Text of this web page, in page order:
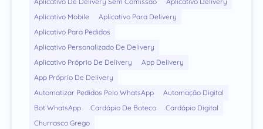
Aplicativo Mobile
Aplicativo Para Delivery
Aplicativo Para Pedidos
Aplicativo Personalizado De Delivery
Aplicativo Próprio De Delivery
App Delivery
App Próprio De Delivery
Automatizar Pedidos Pelo WhatsApp
Automação Digital
Bot WhatsApp
Cardápio De Boteco
Cardápio Digital
Churrasco Grego